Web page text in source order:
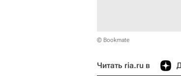
© Bookmate
Читать ria.ru в